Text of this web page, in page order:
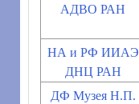
АДВО РАН
НА и РФ ИИАЭ
ДНЦ РАН
ДФ Музея Н.П.